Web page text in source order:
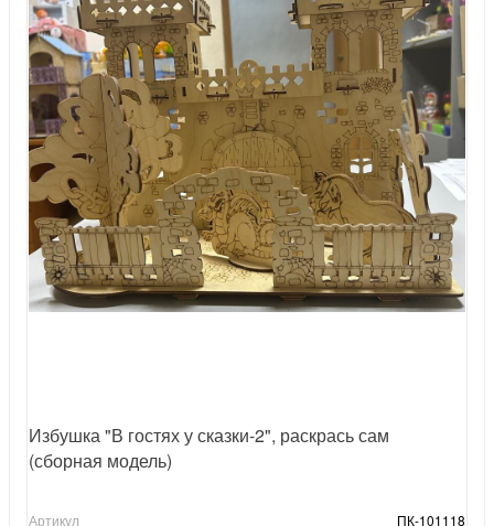
Избушка "В гостях у сказки-2", раскрась сам
(сборная модель)
Артикул ПК-101118